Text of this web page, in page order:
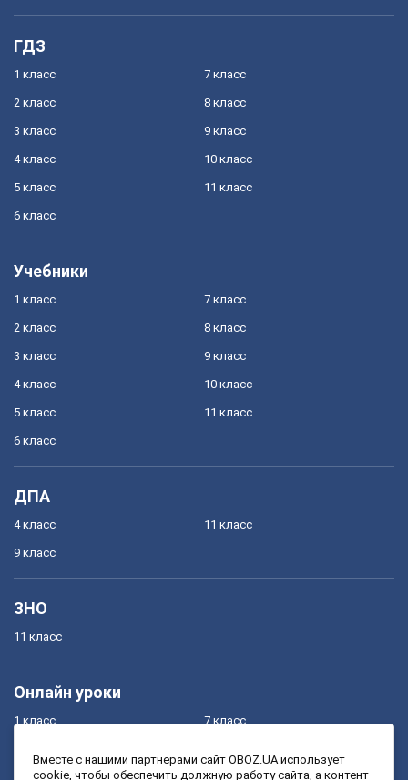
ГДЗ
1 класс
2 класс
3 класс
4 класс
5 класс
6 класс
7 класс
8 класс
9 класс
10 класс
11 класс
Учебники
1 класс
2 класс
3 класс
4 класс
5 класс
6 класс
7 класс
8 класс
9 класс
10 класс
11 класс
ДПА
4 класс
9 класс
11 класс
ЗНО
11 класс
Онлайн уроки
1 класс
3 класс
7 класс
9 класс
Вместе с нашими партнерами сайт OBOZ.UA использует
cookie, чтобы обеспечить должную работу сайта, а контент